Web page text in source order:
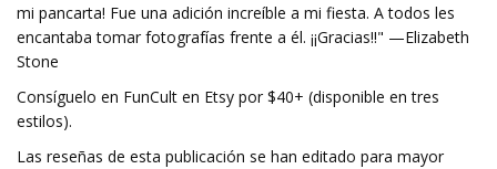
mi pancarta! Fue una adición increíble a mi fiesta. A todos les
encantaba tomar fotografías frente a él. ¡¡Gracias!!" —Elizabeth
Stone
Consíguelo en FunCult en Etsy por $40+ (disponible en tres
estilos).
Las reseñas de esta publicación se han editado para mayor